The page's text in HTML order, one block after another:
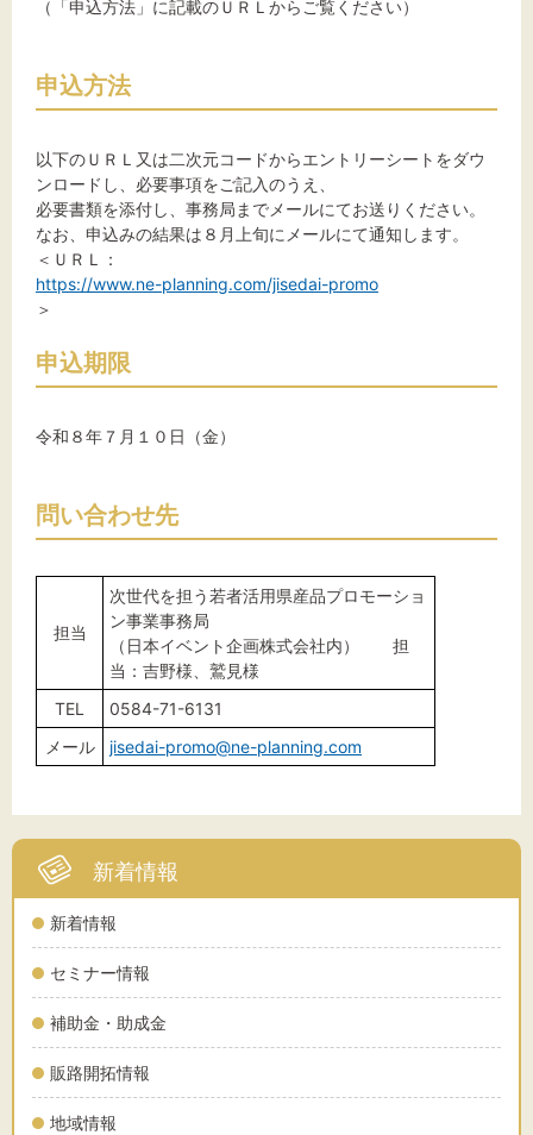
新着情報
新着情報
セミナー情報
補助金・助成金
販路開拓情報
地域情報
（「申込方法」に記載のＵＲＬからご覧ください）
申込方法
以下のＵＲＬ又は二次元コードからエントリーシートをダウ
ンロードし、必要事項をご記入のうえ、
必要書類を添付し、事務局までメールにてお送りください。
なお、申込みの結果は８月上旬にメールにて通知します。
＜ＵＲＬ：
https://www.ne-planning.com/jisedai-promo
＞
申込期限
令和８年７月１０日（金）
問い合わせ先
担当
次世代を担う若者活用県産品プロモーショ
ン事業事務局
（日本イベント企画株式会社内） 担
当：吉野様、鷲見様
TEL
0584-71-6131
メール
jisedai-promo@ne-planning.com